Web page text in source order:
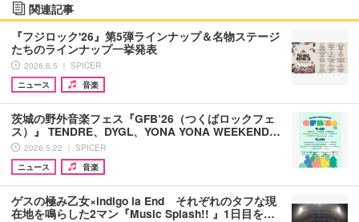
関連記事
『フジロック'26』第5弾ラインナップ＆名物ステージ
たちのラインナップ一挙発表
2026.6.5 ｜ SPICER
ニュース
音楽
茨城の野外音楽フェス『GFB’26（つくばロックフェ
ス）』 TENDRE、DYGL、YONA YONA WEEKEND…
2026.5.22 ｜ SPICER
ニュース
音楽
ゲスの極み乙女×indigo la End それぞれのタフな現
在地を鳴らした2マン『Music Splash!! 』1日目を…